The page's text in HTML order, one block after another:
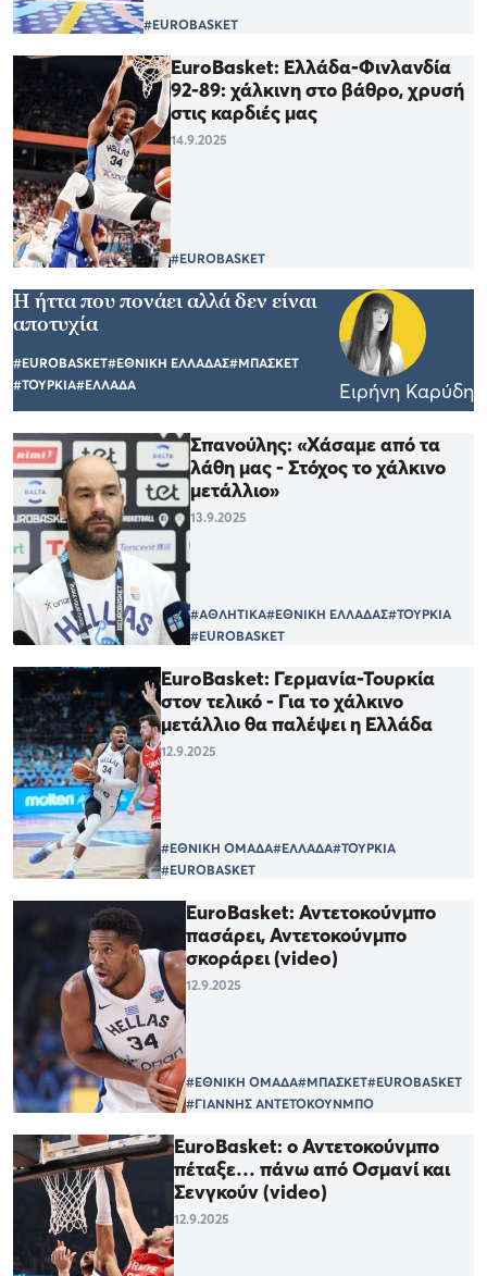
#EUROBASKET
EuroBasket: Ελλάδα-Φινλανδία
92-89: χάλκινη στο βάθρο, χρυσή
στις καρδιές μας
14.9.2025
#EUROBASKET
Η ήττα που πονάει αλλά δεν είναι
αποτυχία
#EUROBASKET#ΕΘΝΙΚΗ ΕΛΛΑΔΑΣ#ΜΠΑΣΚΕΤ
#ΤΟΥΡΚΙΑ#ΕΛΛΑΔΑ Ειρήνη Καρύδη
Σπανούλης: «Χάσαμε από τα
λάθη μας - Στόχος το χάλκινο
μετάλλιο»
13.9.2025
#ΑΘΛΗΤΙΚΑ#ΕΘΝΙΚΗ ΕΛΛΑΔΑΣ#ΤΟΥΡΚΙΑ
#EUROBASKET
EuroBasket: Γερμανία-Τουρκία
στον τελικό - Για το χάλκινο
μετάλλιο θα παλέψει η Ελλάδα
12.9.2025
#ΕΘΝΙΚΗ ΟΜΑΔΑ#ΕΛΛΑΔΑ#ΤΟΥΡΚΙΑ
#EUROBASKET
EuroBasket: Αντετοκούνμπο
πασάρει, Αντετοκούνμπο
σκοράρει (video)
12.9.2025
#ΕΘΝΙΚΗ ΟΜΑΔΑ#ΜΠΑΣΚΕΤ#EUROBASKET
#ΓΙΑΝΝΗΣ ΑΝΤΕΤΟΚΟΥΝΜΠΟ
EuroBasket: ο Αντετοκούνμπο
πέταξε… πάνω από Οσμανί και
Σενγκούν (video)
12.9.2025